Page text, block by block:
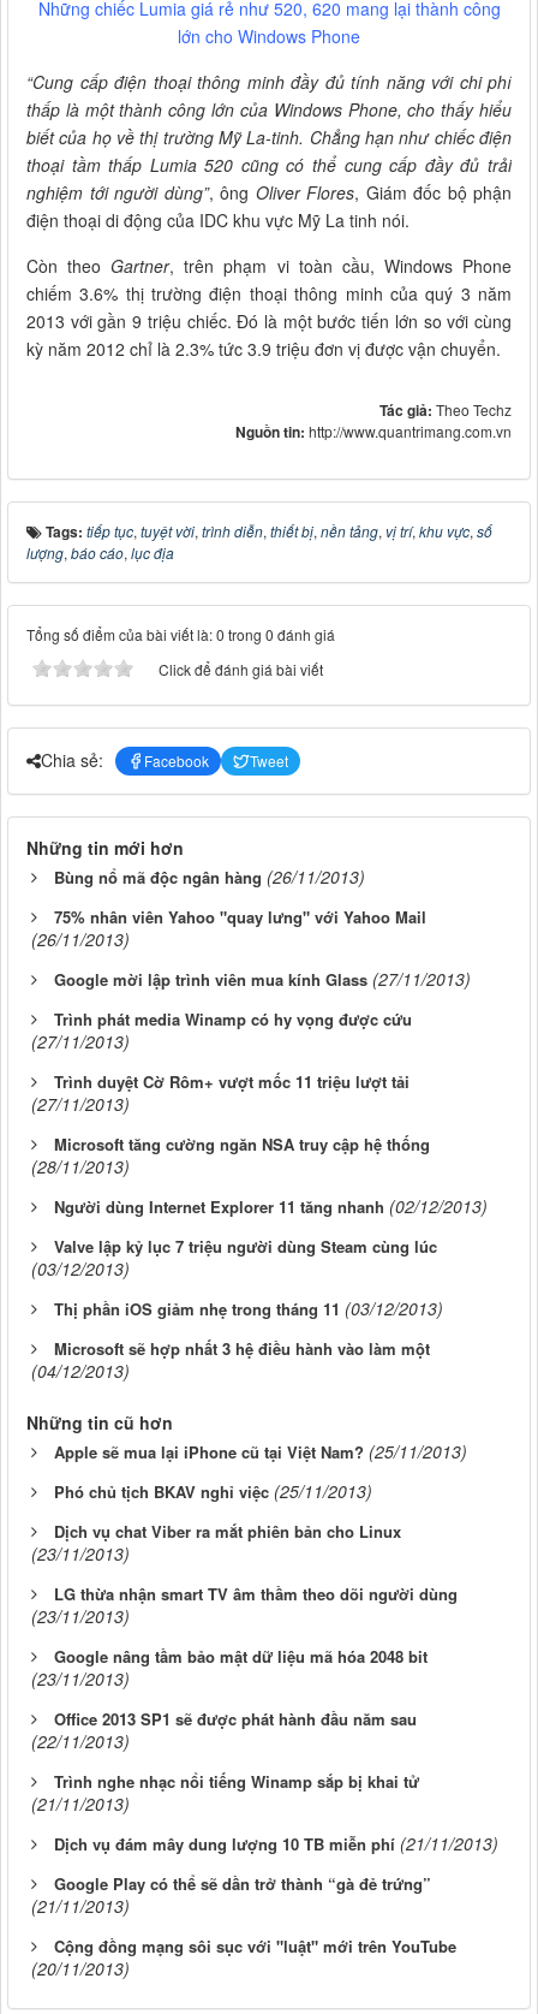
Những chiếc Lumia giá rẻ như 520, 620 mang lại thành công
lớn cho Windows Phone
“Cung cấp điện thoại thông minh đầy đủ tính năng với chi phí
thấp là một thành công lớn của Windows Phone, cho thấy hiểu
biết của họ về thị trường Mỹ La-tinh. Chẳng hạn như chiếc điện
thoại tầm thấp Lumia 520 cũng có thể cung cấp đầy đủ trải
nghiệm tới người dùng”, ông Oliver Flores, Giám đốc bộ phận
điện thoại di động của IDC khu vực Mỹ La tinh nói.
Còn theo Gartner, trên phạm vi toàn cầu, Windows Phone
chiếm 3.6% thị trường điện thoại thông minh của quý 3 năm
2013 với gần 9 triệu chiếc. Đó là một bước tiến lớn so với cùng
kỳ năm 2012 chỉ là 2.3% tức 3.9 triệu đơn vị được vận chuyển.
Tác giả: Theo Techz
Nguồn tin: http://www.quantrimang.com.vn
Tags: tiếp tục, tuyệt vời, trình diễn, thiết bị, nền tảng, vị trí, khu vực, số
lượng, báo cáo, lục địa
Tổng số điểm của bài viết là: 0 trong 0 đánh giá
Click để đánh giá bài viết
Chia sẻ: Facebook Tweet
Những tin mới hơn
Bùng nổ mã độc ngân hàng (26/11/2013)
75% nhân viên Yahoo "quay lưng" với Yahoo Mail
(26/11/2013)
Google mời lập trình viên mua kính Glass (27/11/2013)
Trình phát media Winamp có hy vọng được cứu
(27/11/2013)
Trình duyệt Cờ Rôm+ vượt mốc 11 triệu lượt tải
(27/11/2013)
Microsoft tăng cường ngăn NSA truy cập hệ thống
(28/11/2013)
Người dùng Internet Explorer 11 tăng nhanh (02/12/2013)
Valve lập kỷ lục 7 triệu người dùng Steam cùng lúc
(03/12/2013)
Thị phần iOS giảm nhẹ trong tháng 11 (03/12/2013)
Microsoft sẽ hợp nhất 3 hệ điều hành vào làm một
(04/12/2013)
Những tin cũ hơn
Apple sẽ mua lại iPhone cũ tại Việt Nam? (25/11/2013)
Phó chủ tịch BKAV nghỉ việc (25/11/2013)
Dịch vụ chat Viber ra mắt phiên bản cho Linux
(23/11/2013)
LG thừa nhận smart TV âm thầm theo dõi người dùng
(23/11/2013)
Google nâng tầm bảo mật dữ liệu mã hóa 2048 bit
(23/11/2013)
Office 2013 SP1 sẽ được phát hành đầu năm sau
(22/11/2013)
Trình nghe nhạc nổi tiếng Winamp sắp bị khai tử
(21/11/2013)
Dịch vụ đám mây dung lượng 10 TB miễn phí (21/11/2013)
Google Play có thể sẽ dần trở thành “gà đẻ trứng”
(21/11/2013)
Cộng đồng mạng sôi sục với "luật" mới trên YouTube
(20/11/2013)